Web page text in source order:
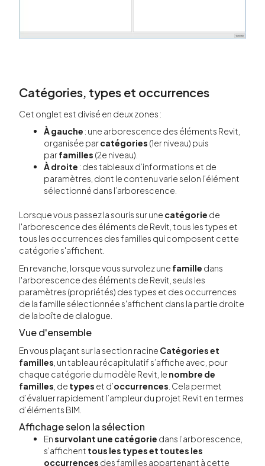
Catégories, types et occurrences
Cet onglet est divisé en deux zones :
À gauche : une arborescence des éléments Revit,
organisée parcatégories (1er niveau) puis
parfamilles (2e niveau).
À droite : des tableaux d’informations et de
paramètres, dont le contenu varie selon l’élément
sélectionné dans l’arborescence.
Lorsque vous passez la souris sur une catégorie de
l'arborescence des éléments de Revit, tous les types et
tous les occurrences des familles qui composent cette
catégorie s'affichent.
En revanche, lorsque vous survolez une famille dans
l'arborescence des éléments de Revit, seuls les
paramètres (propriétés) des types et des occurrences
de la famille sélectionnée s'affichent dans la partie droite
de la boîte de dialogue.
Vue d'ensemble
En vous plaçant sur la section racine Catégories et
familles , un tableau récapitulatif s’affiche avec, pour
chaque catégorie du modèle Revit, le nombre de
familles , de types et d’occurrences . Cela permet
d’évaluer rapidement l’ampleur du projet Revit en termes
d’éléments BIM.
Affichage selon la sélection
Ensurvolant une catégorie dans l’arborescence,
s’affichent tous les types et toutes les
occurrences des familles appartenant à cette